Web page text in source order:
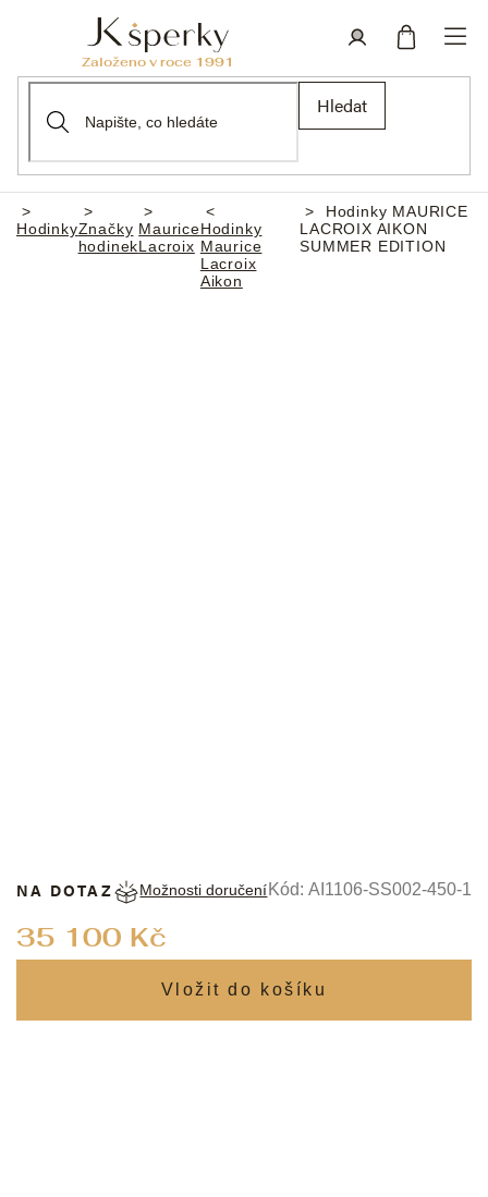
Hledat
Domů
HodinkyZnačky
hodinek
Maurice
Lacroix
Hodinky
Maurice
Lacroix
Aikon
Hodinky MAURICE
LACROIX AIKON
SUMMER EDITION
35 100 Kč
NA DOTAZ Možnosti doručeníKód: AI1106-SS002-450-1